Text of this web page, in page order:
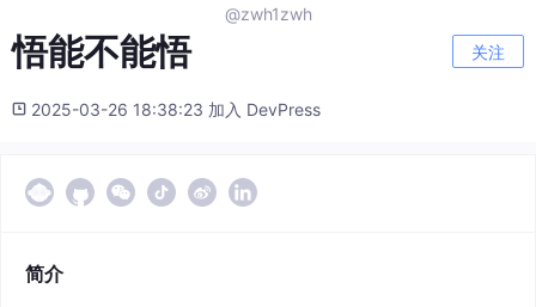
@zwh1zwh
悟能不能悟 关注
2025-03-26 18:38:23 加入 DevPress
简介